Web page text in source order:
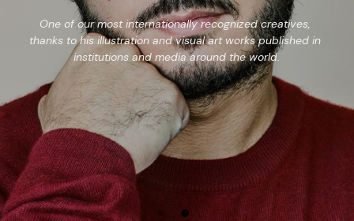
One of our most internationally recognized creatives,
thanks to his illustration and visual art works published in
institutions and media around the world.